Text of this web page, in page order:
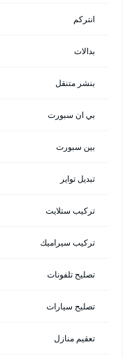
انتركم
بدالات
بنشر متنقل
بي ان سبورت
بين سبورت
تبديل تواير
تركيب ستلايت
تركيب سيراميك
تصليح تلفونات
تصليح سيارات
تعقيم منازل